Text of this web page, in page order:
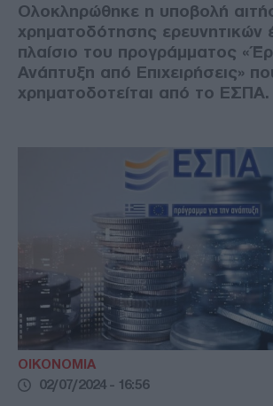
Ολοκληρώθηκε η υποβολή
χρηματοδότησης ερευνητικών
πλαίσιο του προγράμματος
Ανάπτυξη από Επιχειρήσεις»
χρηματοδοτείται από το ΕΣΠΑ.
ΟΙΚΟΝΟΜΙΑ
02/07/2024 - 16:56